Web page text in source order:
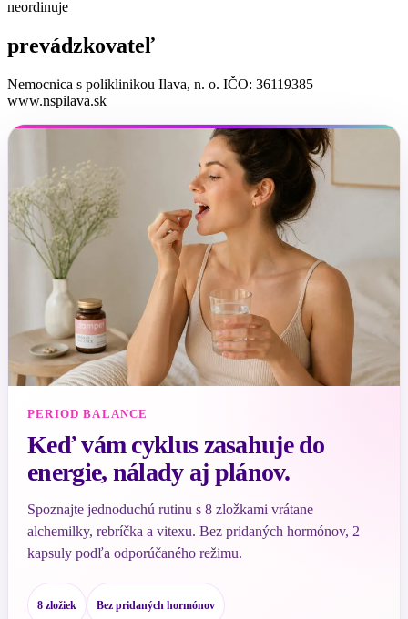
neordinuje
prevádzkovateľ
Nemocnica s poliklinikou Ilava, n. o. IČO: 36119385
www.nspilava.sk
PERIOD BALANCE
Keď vám cyklus zasahuje do
energie, nálady aj plánov.
Spoznajte jednoduchú rutinu s 8 zložkami vrátane
alchemilky, rebríčka a vitexu. Bez pridaných hormónov, 2
kapsuly podľa odporúčaného režimu.
8 zložiek Bez pridaných hormónov